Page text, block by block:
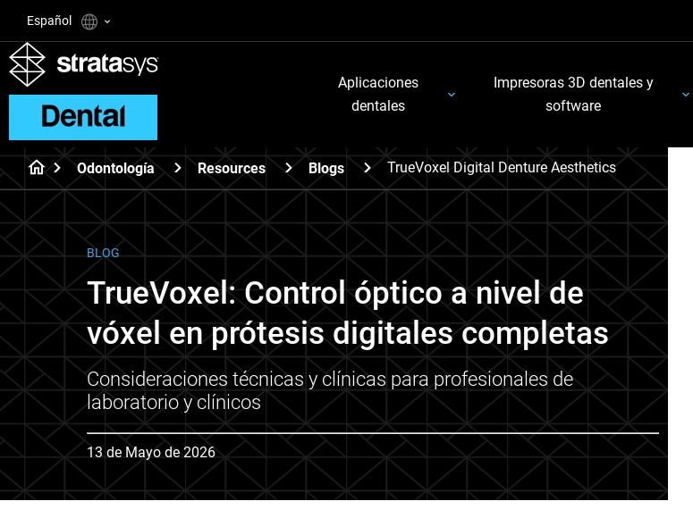
Español
Aplicaciones
dentales
Impresoras 3D dentales y
software
Odontología Resources Blogs TrueVoxel Digital Denture Aesthetics
BLOG
TrueVoxel: Control óptico a nivel de
vóxel en prótesis digitales completas
Consideraciones técnicas y clínicas para profesionales de
laboratorio y clínicos
13 de Mayo de 2026